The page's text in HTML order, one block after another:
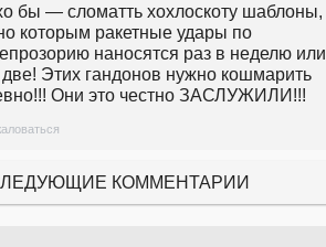
бы — сломатть хохлоскоту шаблоны,
которым ракетные удары по
наносятся раз в неделю
Этих гандонов нужно кошмарить
Они это честно ЗАСЛУЖИЛИ!!!
КОММЕНТАРИИ